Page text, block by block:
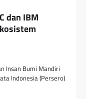
dan IBM
Insan Bumi Mandiri
Indonesia (Persero)